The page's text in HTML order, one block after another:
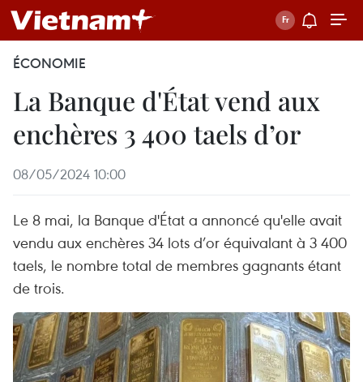
ÉCONOMIE
La Banque d'État vend aux
enchères 3 400 taels d’or
08/05/2024 10:00
Le 8 mai, la Banque d'État a annoncé qu'elle avait
vendu aux enchères 34 lots d’or équivalant à 3 400
taels, le nombre total de membres gagnants étant
de trois.